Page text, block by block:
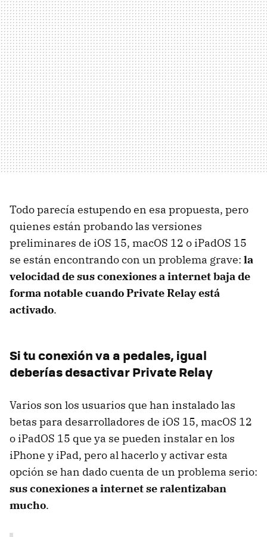
Todo parecía estupendo en esa propuesta, pero
quienes están probando las versiones
preliminares de iOS 15, macOS 12 o iPadOS 15
se están encontrando con un problema grave: la
velocidad de sus conexiones a internet baja de
forma notable cuando Private Relay está
activado.
Si tu conexión va a pedales, igual
deberías desactivar Private Relay
Varios son los usuarios que han instalado las
betas para desarrolladores de iOS 15, macOS 12
o iPadOS 15 que ya se pueden instalar en los
iPhone y iPad, pero al hacerlo y activar esta
opción se han dado cuenta de un problema serio:
sus conexiones a internet se ralentizaban
mucho.